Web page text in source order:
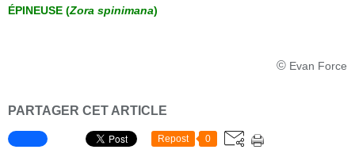
ÉPINEUSE (Zora spinimana)
© Evan Force
PARTAGER CET ARTICLE
Repost 0